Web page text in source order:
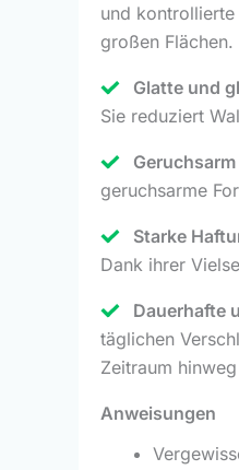
und
großen Flächen.
Glatte und
Sie reduziert
geruchsarme
Starke
Dank ihrer
Dauerhafte
täglichen
Zeitraum
Anweisungen